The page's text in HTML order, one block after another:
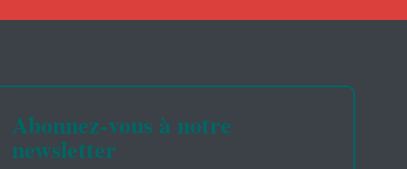
Abonnez-vous à notre
newsletter